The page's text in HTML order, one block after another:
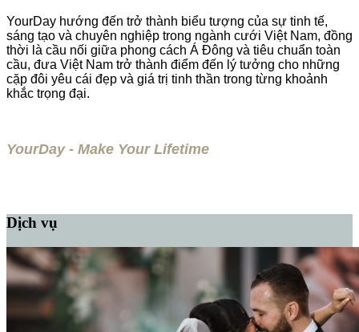
YourDay hướng đến trở thành biểu tượng của sự tinh tế,
sáng tạo và chuyên nghiệp trong ngành cưới Việt Nam, đồng
thời là cầu nối giữa phong cách Á Đông và tiêu chuẩn toàn
cầu, đưa Việt Nam trở thành điểm đến lý tưởng cho những
cặp đôi yêu cái đẹp và giá trị tinh thần trong từng khoảnh
khắc trọng đại.
YourDay - Make Your Lifetime
Dịch vụ